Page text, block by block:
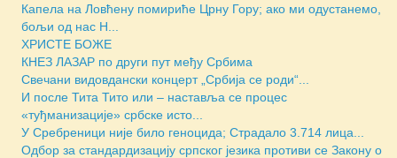
Капела на Ловћену помириће Црну Гору; ако ми одустанемо,
бољи од нас Н...
ХРИСТЕ БОЖЕ
КНЕЗ ЛАЗАР по други пут међу Србима
Свечани видовдански концерт „Србија се роди“...
И после Тита Тито или – наставља се процес
«туђманизације» србске исто...
У Сребреници није било геноцида; Страдало 3.714 лица...
Одбор за стандардизацију српског језика противи се Закону о